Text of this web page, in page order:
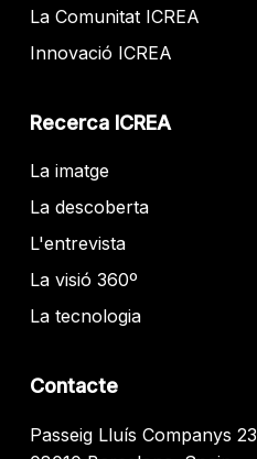
La Comunitat ICREA
Innovació ICREA
Recerca ICREA
La imatge
La descoberta
L'entrevista
La visió 360º
La tecnologia
Contacte
Passeig Lluís Companys 23